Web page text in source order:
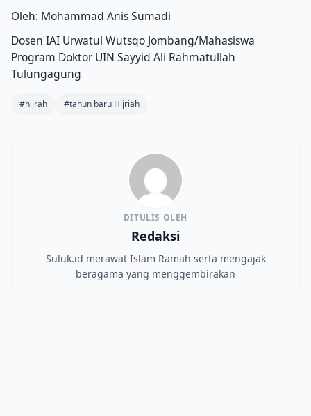
Oleh: Mohammad Anis Sumadi
Dosen IAI Urwatul Wutsqo Jombang/Mahasiswa
Program Doktor UIN Sayyid Ali Rahmatullah
Tulungagung
#hijrah #tahun baru Hijriah
DITULIS OLEH
Redaksi
Suluk.id merawat Islam Ramah serta mengajak
beragama yang menggembirakan